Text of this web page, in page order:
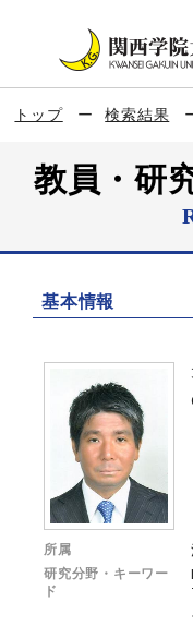
トップ 検索結果
教員・研
基本情報
所属
研究分野・キーワー
ド